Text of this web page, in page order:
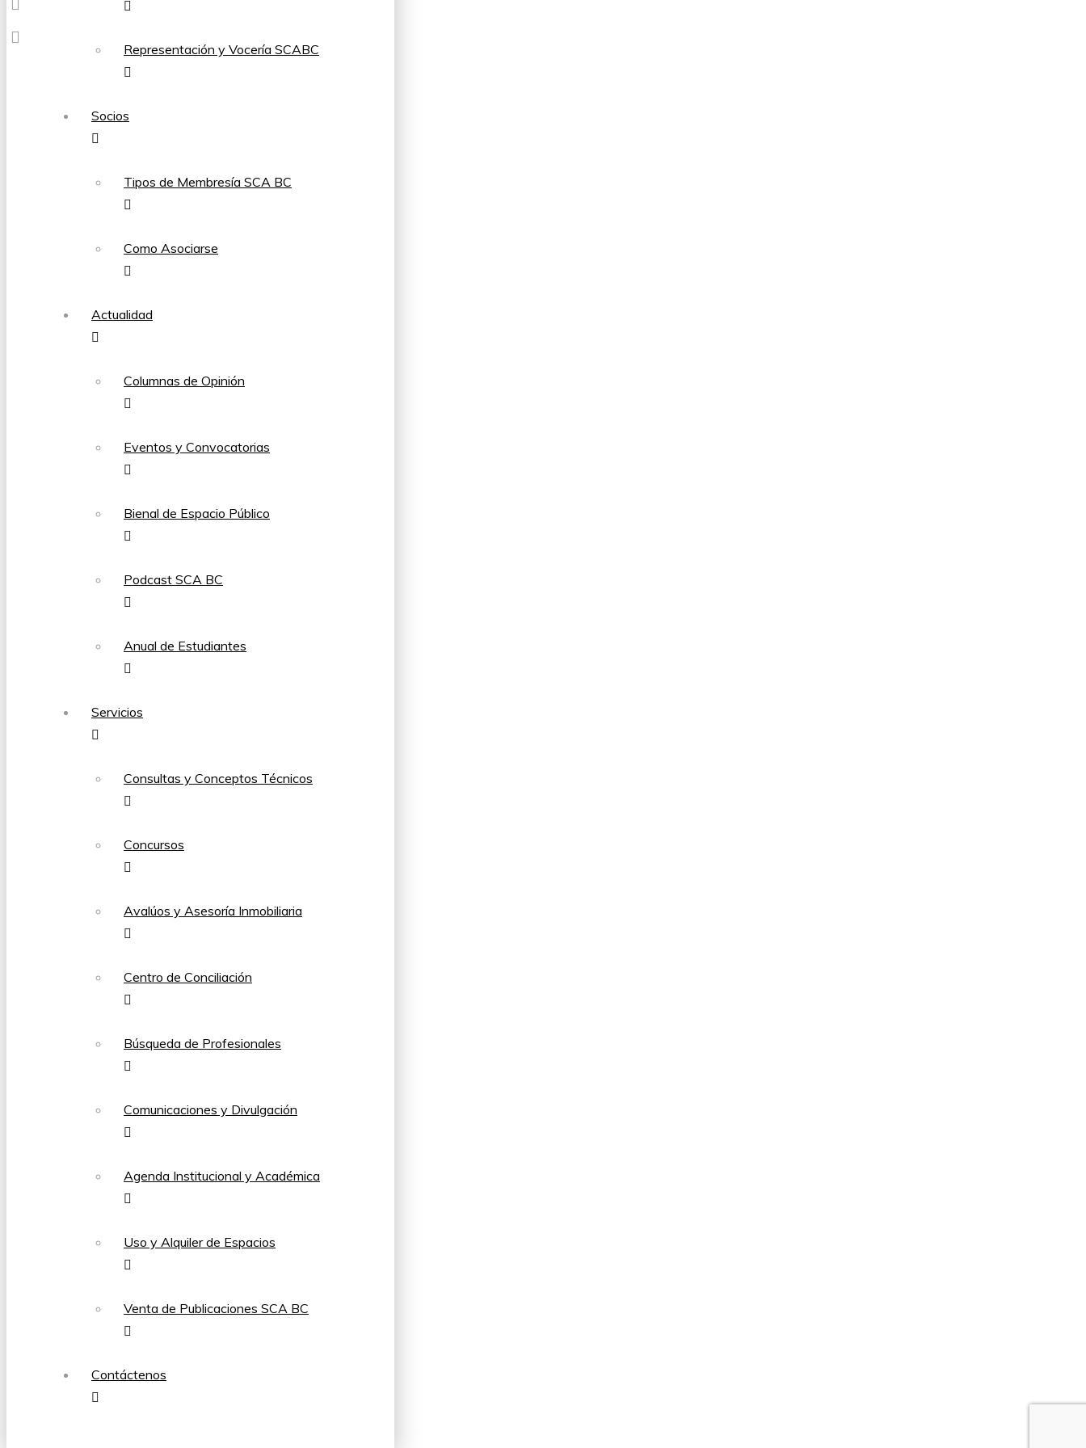
Representación y Vocería SCABC
Socios
Tipos de Membresía SCA BC
Como Asociarse
Actualidad
Columnas de Opinión
Eventos y Convocatorias
Bienal de Espacio Público
Podcast SCA BC
Anual de Estudiantes
Servicios
Consultas y Conceptos Técnicos
Concursos
Avalúos y Asesoría Inmobiliaria
Centro de Conciliación
Búsqueda de Profesionales
Comunicaciones y Divulgación
Agenda Institucional y Académica
Uso y Alquiler de Espacios
Venta de Publicaciones SCA BC
Contáctenos